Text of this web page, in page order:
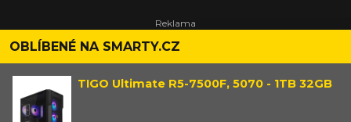
OBLÍBENÉ NA SMARTY.CZ
TIGO Ultimate R5-7500F, 5070 - 1TB 32GB